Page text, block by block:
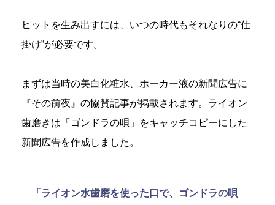
ヒットを生み出すには、いつの時代もそれなりの“仕
掛け”が必要です。
まずは当時の美白化粧水、ホーカー液の新聞広告に
『その前夜』の協賛記事が掲載されます。ライオン
歯磨きは「ゴンドラの唄」をキャッチコピーにした
新聞広告を作成しました。
「ライオン水歯磨を使った口で、ゴンドラの唄